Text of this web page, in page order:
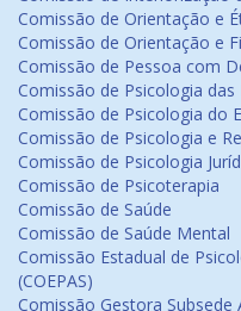
Comissão de Orientação e
Comissão de Orientação e
Comissão de Pessoa com
Comissão de Psicologia
Comissão de Psicologia do
Comissão de Psicologia e
Comissão de Psicologia
Comissão de Psicoterapia
Comissão de Saúde
Comissão de Saúde Mental
Comissão Estadual de
(COEPAS)
Comissão Gestora Subsede